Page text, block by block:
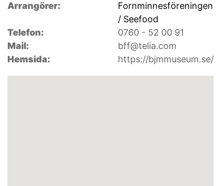
Arrangörer:
Fornminnesföreningen
/ Seefood
Telefon:
0760 - 52 00 91
Mail:
bff@telia.com
Hemsida:
https://bjmmuseum.se/